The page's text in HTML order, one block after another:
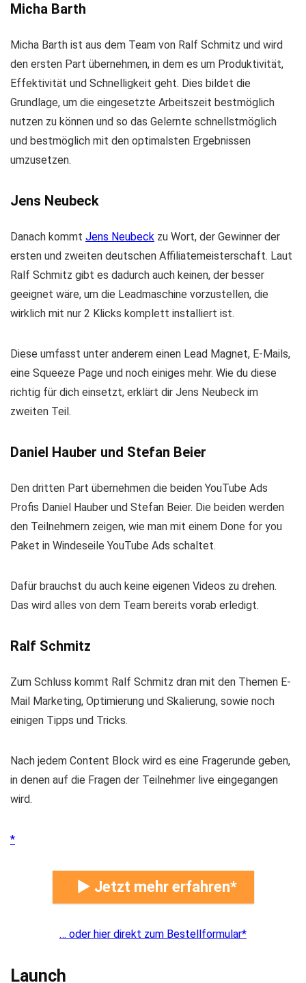
Micha Barth
Micha Barth ist aus dem Team von Ralf Schmitz und wird
den ersten Part übernehmen, in dem es um Produktivität,
Effektivität und Schnelligkeit geht. Dies bildet die
Grundlage, um die eingesetzte Arbeitszeit bestmöglich
nutzen zu können und so das Gelernte schnellstmöglich
und bestmöglich mit den optimalsten Ergebnissen
umzusetzen.
Jens Neubeck
Danach kommt Jens Neubeck zu Wort, der Gewinner der
ersten und zweiten deutschen Affiliatemeisterschaft. Laut
Ralf Schmitz gibt es dadurch auch keinen, der besser
geeignet wäre, um die Leadmaschine vorzustellen, die
wirklich mit nur 2 Klicks komplett installiert ist.
Diese umfasst unter anderem einen Lead Magnet, E-Mails,
eine Squeeze Page und noch einiges mehr. Wie du diese
richtig für dich einsetzt, erklärt dir Jens Neubeck im
zweiten Teil.
Daniel Hauber und Stefan Beier
Den dritten Part übernehmen die beiden YouTube Ads
Profis Daniel Hauber und Stefan Beier. Die beiden werden
den Teilnehmern zeigen, wie man mit einem Done for you
Paket in Windeseile YouTube Ads schaltet.
Dafür brauchst du auch keine eigenen Videos zu drehen.
Das wird alles von dem Team bereits vorab erledigt.
Ralf Schmitz
Zum Schluss kommt Ralf Schmitz dran mit den Themen E-
Mail Marketing, Optimierung und Skalierung, sowie noch
einigen Tipps und Tricks.
Nach jedem Content Block wird es eine Fragerunde geben,
in denen auf die Fragen der Teilnehmer live eingegangen
wird.
► Jetzt mehr erfahren
… oder hier direkt zum Bestellformular
Launch